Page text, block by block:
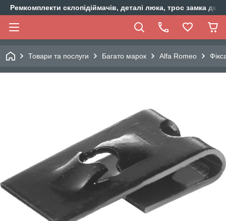
Ремкомплекти склопідіймачів, деталі люка, трос замка
Товари та послуги Багато марок Alfa Romeo